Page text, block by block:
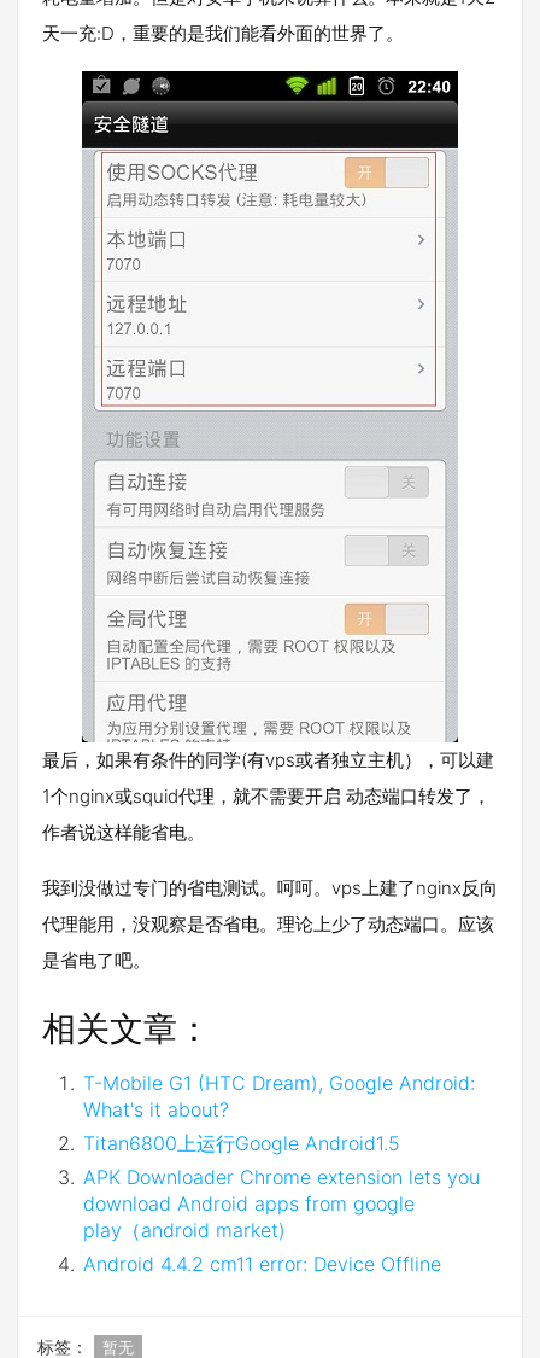
天一充:D，重要的是我们能看外面的世界了。
最后，如果有条件的同学(有vps或者独立主机），可以建
1个nginx或squid代理，就不需要开启 动态端口转发了，
作者说这样能省电。
我到没做过专门的省电测试。呵呵。vps上建了nginx反向
代理能用，没观察是否省电。理论上少了动态端口。应该
是省电了吧。
相关文章：
T-Mobile G1 (HTC Dream), Google Android:
What's it about?
Titan6800上运行Google Android1.5
APK Downloader Chrome extension lets you
download Android apps from google
play（android market)
Android 4.4.2 cm11 error: Device Offline
标签： 暂无